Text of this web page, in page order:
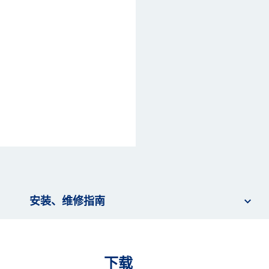
安装、维修指南
下载